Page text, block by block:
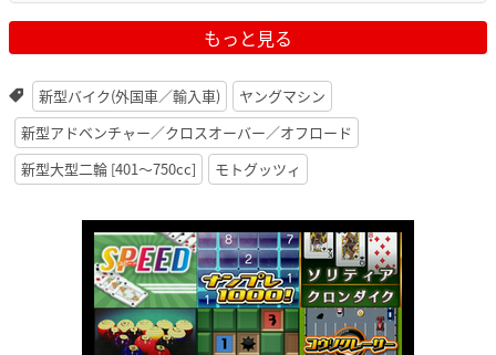
もっと見る
新型バイク(外国車／輸入車)
ヤングマシン
新型アドベンチャー／クロスオーバー／オフロード
新型大型二輪 [401〜750cc]
モトグッツィ